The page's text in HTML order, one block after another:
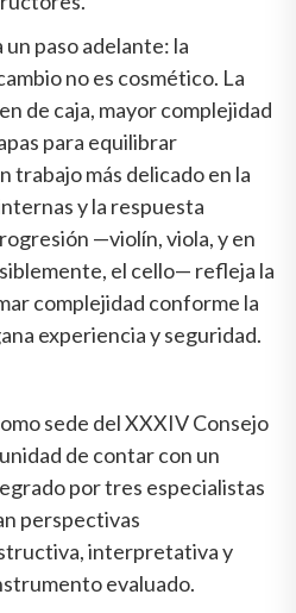
paso adelante: la
no es cosmético. La
de caja, mayor complejidad
para equilibrar
trabajo más delicado en la
y la respuesta
—violín, viola, y en
el cello— refleja la
complejidad conforme la
experiencia y seguridad.
sede del XXXIV Consejo
de contar con un
por tres especialistas
perspectivas
interpretativa y
evaluado.